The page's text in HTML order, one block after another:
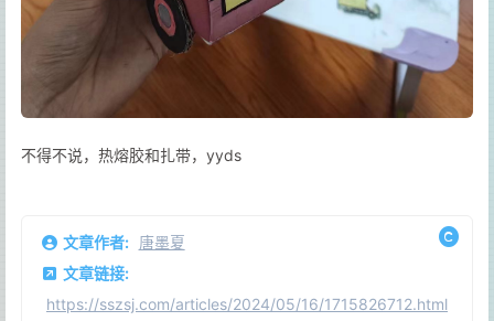
不得不说，热熔胶和扎带，yyds
文章作者: 唐墨夏
文章链接:
https://sszsj.com/articles/2024/05/16/1715826712.html